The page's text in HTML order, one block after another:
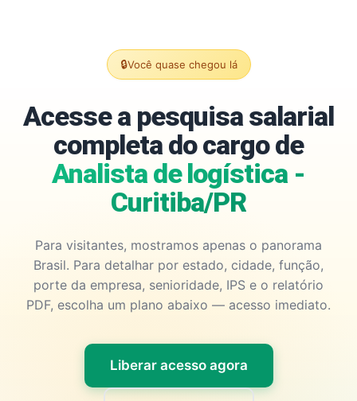
🔒Você quase chegou lá
Acesse a pesquisa salarial
completa do cargo de
Analista de logística -
Curitiba/PR
Para visitantes, mostramos apenas o panorama
Brasil. Para detalhar por estado, cidade, função,
porte da empresa, senioridade, IPS e o relatório
PDF, escolha um plano abaixo — acesso imediato.
Liberar acesso agora